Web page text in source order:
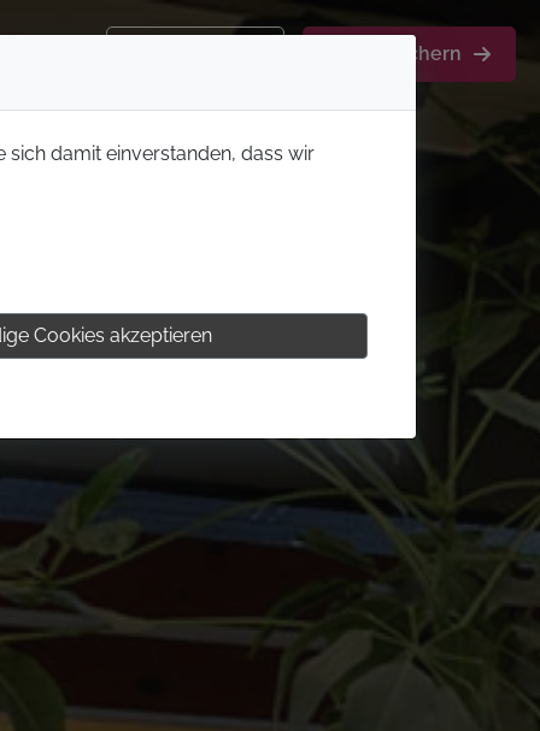
Aktion sichern
sich damit einverstanden, dass wir
Cookies akzeptieren